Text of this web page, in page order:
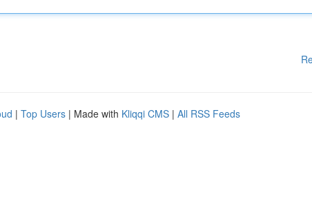
| Top Users | Made with Kliqqi CMS | All RSS Feeds